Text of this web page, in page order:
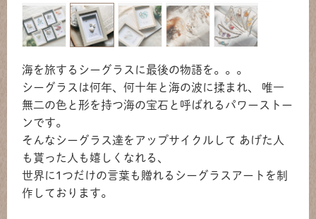
海を旅するシーグラスに最後の物語を。。。
シーグラスは何年、何十年と海の波に揉まれ、 唯一
無二の色と形を持つ海の宝石と呼ばれるパワーストー
ンです。
そんなシーグラス達をアップサイクルして あげた人
も貰った人も嬉しくなれる、
世界に1つだけの言葉も贈れるシーグラスアートを制
作しております。